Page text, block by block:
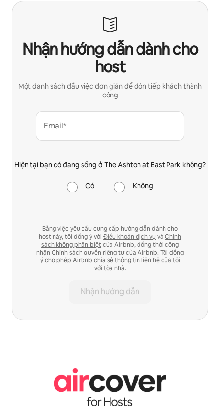
Nhận hướng dẫn dành cho
host
Một danh sách đầu việc đơn giản để đón tiếp khách thành
công
Email*
Hiện tại bạn có đang sống ở The Ashton at East Park không?
Có Không
Bằng việc yêu cầu cung cấp hướng dẫn dành cho
host này, tôi đồng ý với Điều khoản dịch vụ và Chính
sách không phân biệtcủa Airbnb, đồng thời công
nhận Chính sách quyền riêng tưcủa Airbnb. Tôi đồng
ý cho phép Airbnb chia sẻ thông tin liên hệ của tôi
với tòa nhà.
Nhận hướng dẫn